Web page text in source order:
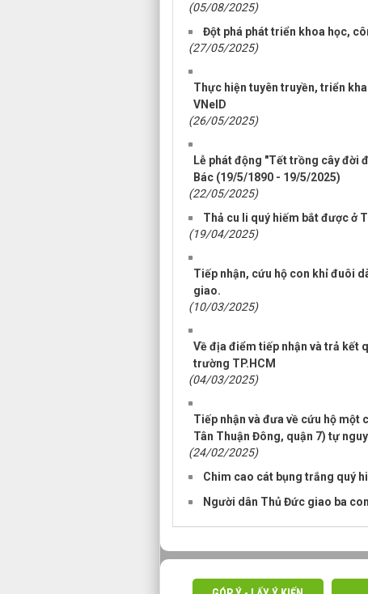
(05/08/2025)
Đột phá phát triển khoa học,
(27/05/2025)
Thực hiện tuyên truyền, triển
VNeID
(26/05/2025)
Lễ phát động "Tết trồng cây đời
Bác (19/5/1890 - 19/5/2025)
(22/05/2025)
Thả cu li quý hiếm bắt được ở
(19/04/2025)
Tiếp nhận, cứu hộ con khỉ đuôi
giao.
(10/03/2025)
Về địa điểm tiếp nhận và trả kết
trường TP.HCM
(04/03/2025)
Tiếp nhận và đưa về cứu hộ một
Tân Thuận Đông, quận 7) tự
(24/02/2025)
Chim cao cát bụng trắng quý
Người dân Thủ Đức giao ba